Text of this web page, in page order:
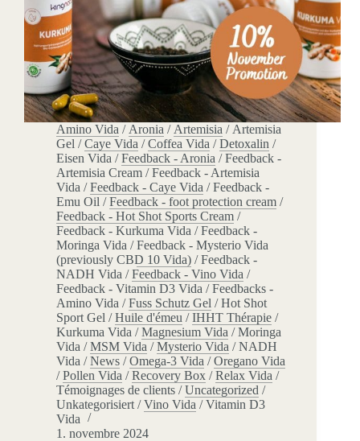
Amino Vida / Aronia / Artemisia / Artemisia
Gel /Caye Vida /Coffea Vida /Detoxalin /
Eisen Vida /Feedback - Aronia /Feedback -
Artemisia Cream /Feedback - Artemisia
Vida /Feedback - Caye Vida /Feedback -
Emu Oil /Feedback - foot protection cream /
Feedback - Hot Shot Sports Cream /
Feedback - Kurkuma Vida /Feedback -
Moringa Vida /Feedback - Mysterio Vida
(previously CBD 10 Vida) /Feedback -
NADH Vida /Feedback - Vino Vida /
Feedback - Vitamin D3 Vida /Feedbacks -
Amino Vida /Fuss Schutz Gel /Hot Shot
Sport Gel /Huile d'émeu /IHHT Thérapie /
Kurkuma Vida /Magnesium Vida /Moringa
Vida /MSM Vida /Mysterio Vida /NADH
Vida /News /Omega-3 Vida /Oregano Vida
/Pollen Vida /Recovery Box /Relax Vida /
Témoignages de clients /Uncategorized /
Unkategorisiert /Vino Vida /Vitamin D3
Vida
1. novembre 2024